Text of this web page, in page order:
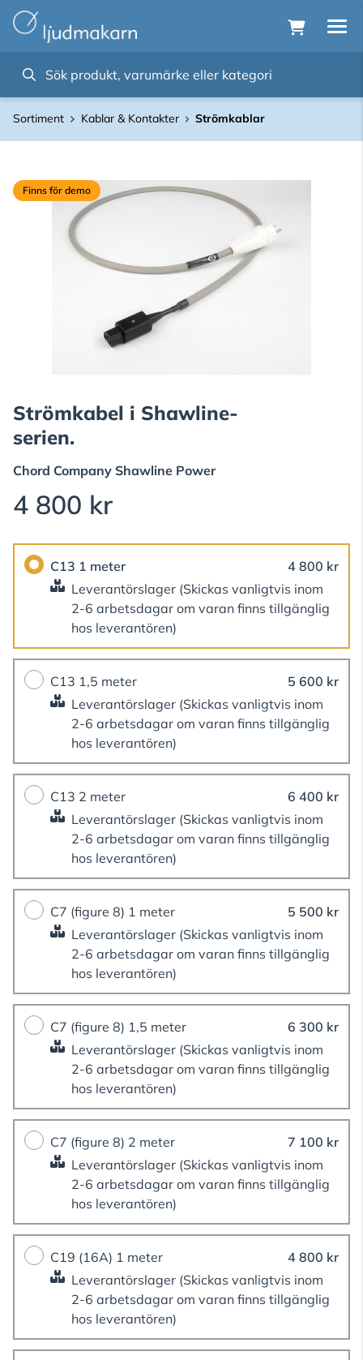
Sortiment Kablar & Kontakter Strömkablar
Finns för demo
Strömkabel i Shawline-
serien.
Chord Company Shawline Power
4 800 kr
C13 1 meter
4 800 kr
Leverantörslager (Skickas vanligtvis inom
2-6 arbetsdagar om varan finns tillgänglig
hos leverantören)
C13 1,5 meter
5 600 kr
Leverantörslager (Skickas vanligtvis inom
2-6 arbetsdagar om varan finns tillgänglig
hos leverantören)
C13 2 meter
6 400 kr
Leverantörslager (Skickas vanligtvis inom
2-6 arbetsdagar om varan finns tillgänglig
hos leverantören)
C7 (figure 8) 1 meter
5 500 kr
Leverantörslager (Skickas vanligtvis inom
2-6 arbetsdagar om varan finns tillgänglig
hos leverantören)
C7 (figure 8) 1,5 meter
6 300 kr
Leverantörslager (Skickas vanligtvis inom
2-6 arbetsdagar om varan finns tillgänglig
hos leverantören)
C7 (figure 8) 2 meter
7 100 kr
Leverantörslager (Skickas vanligtvis inom
2-6 arbetsdagar om varan finns tillgänglig
hos leverantören)
C19 (16A) 1 meter
4 800 kr
Leverantörslager (Skickas vanligtvis inom
2-6 arbetsdagar om varan finns tillgänglig
hos leverantören)